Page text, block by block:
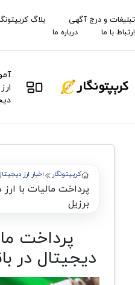
تبلیغات و درج آگهی
بلاگ
ارتباط با ما
درباره ما
ارز
کریپتونگار اخبار ارز
پرداخت مالیات با
برزیل
پرداخت
دیجیتال در